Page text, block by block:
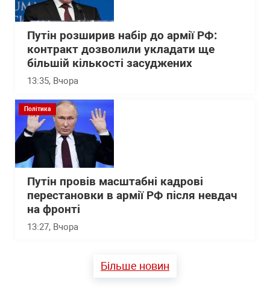
Путін розширив набір до армії РФ:
контракт дозволили укладати ще
більшій кількості засуджених
13:35, Вчора
Політика
Путін провів масштабні кадрові
перестановки в армії РФ після невдач
на фронті
13:27, Вчора
Більше новин